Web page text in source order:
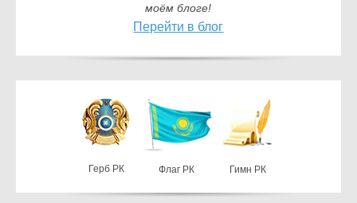
моём блоге!
Перейти в блог
Герб РК Флаг РК Гимн РК